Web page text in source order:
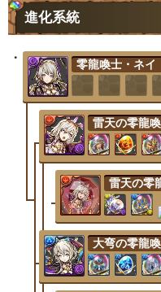
進化系統
零龍喚士・ネイ
雷天の零龍
雷天の零
大弯の零龍